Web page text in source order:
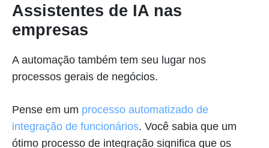
Assistentes de IA nas
empresas
A automação também tem seu lugar nos
processos gerais de negócios.
Pense em um processo automatizado de
integração de funcionários. Você sabia que um
ótimo processo de integração significa que os